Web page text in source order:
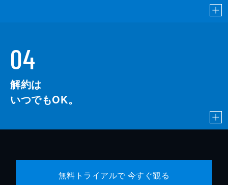
04
解約は
いつでもOK。
無料トライアルで 今すぐ観る